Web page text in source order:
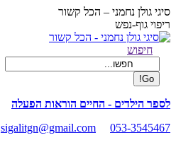
Skip
to
content
סיגי גולן נחמני – הכל קשור
ריפוי גוף-נפש
Facebook
opens
new
window
Search:
חיפוש
לספר הילדים - החיים הוראות הפעלה
sigalitgn@gmail.com
053-3545467